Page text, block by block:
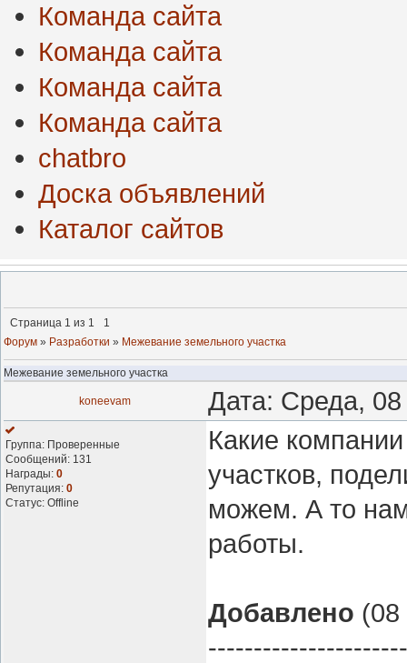
Команда сайта
Команда сайта
Команда сайта
Команда сайта
chatbro
Доска объявлений
Каталог сайтов
Страница 1 из 1
1
Форум » Разработки » Межевание земельного участка
Межевание земельного участка
koneevam Дата: Среда,
Группа: Проверенные
Сообщений: 131
Награды: 0
Репутация: 0
Статус: Offline
Какие
участков,
можем. А то
работы.
Добавлено